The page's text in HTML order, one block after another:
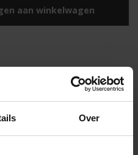
Over
aan winkelwagen
Snelle verzending